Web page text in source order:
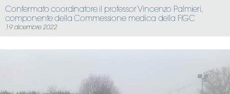
Confermato coordinatore il professor Vincenzo Palmieri,
componente della Commessione medica della FIGC
19 dicembre 2022